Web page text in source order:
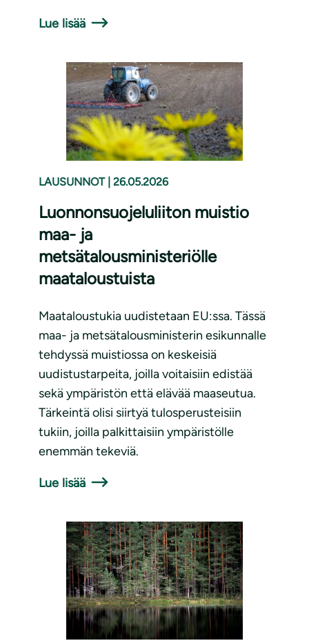
Lue lisää
LAUSUNNOT 26.05.2026
Luonnonsuojeluliiton muistio
maa- ja
metsätalousministeriölle
maataloustuista
Maataloustukia uudistetaan EU:ssa. Tässä
maa- ja metsätalousministerin esikunnalle
tehdyssä muistiossa on keskeisiä
uudistustarpeita, joilla voitaisiin edistää
sekä ympäristön että elävää maaseutua.
Tärkeintä olisi siirtyä tulosperusteisiin
tukiin, joilla palkittaisiin ympäristölle
enemmän tekeviä.
Lue lisää